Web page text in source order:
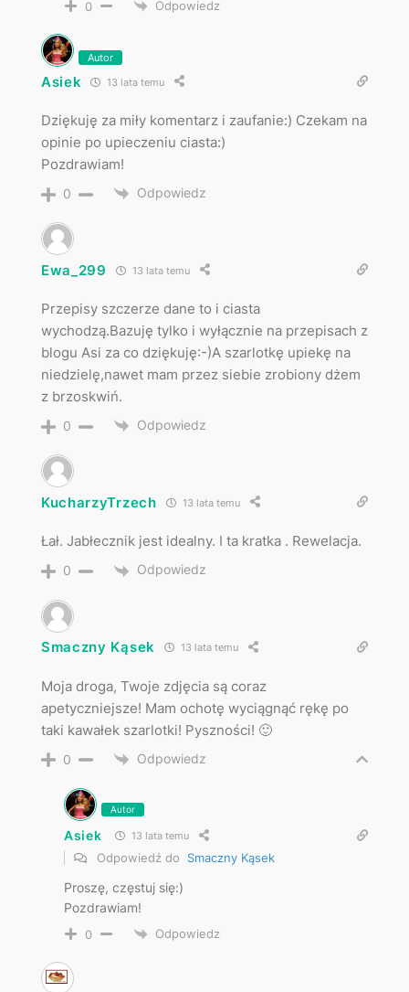
0 Odpowiedz
Autor
Asiek 13 lata temu
Dziękuję za miły komentarz i zaufanie:) Czekam na
opinie po upieczeniu ciasta:)
Pozdrawiam!
0 Odpowiedz
Ewa_299 13 lata temu
Przepisy szczerze dane to i ciasta
wychodzą.Bazuję tylko i wyłącznie na przepisach z
blogu Asi za co dziękuję:-)A szarlotkę upiekę na
niedzielę,nawet mam przez siebie zrobiony dżem
z brzoskwiń.
0 Odpowiedz
KucharzyTrzech 13 lata temu
Łał. Jabłecznik jest idealny. I ta kratka . Rewelacja.
0 Odpowiedz
Smaczny Kąsek 13 lata temu
Moja droga, Twoje zdjęcia są coraz
apetyczniejsze! Mam ochotę wyciągnąć rękę po
taki kawałek szarlotki! Pyszności! 🙂
0 Odpowiedz
Autor
Asiek 13 lata temu
Odpowiedź do Smaczny Kąsek
Proszę, częstuj się:)
Pozdrawiam!
0 Odpowiedz